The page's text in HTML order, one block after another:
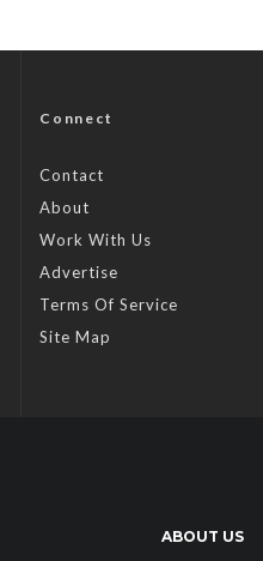
Connect
Contact
About
Work With Us
Advertise
Terms Of Service
Site Map
ABOUT US